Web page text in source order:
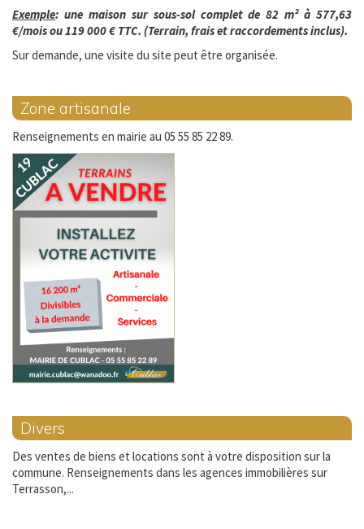
Exemple: une maison sur sous-sol complet de 82 m² à 577,63
€/mois ou 119 000 € TTC. (Terrain, frais et raccordements inclus).
Sur demande, une visite du site peut être organisée.
Zone artisanale
Renseignements en mairie au 05 55 85 22 89.
Divers
Des ventes de biens et locations sont à votre disposition sur la
commune. Renseignements dans les agences immobilières sur
Terrasson,...